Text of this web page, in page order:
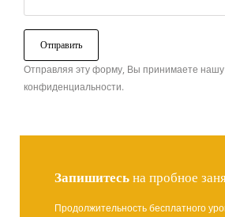
Отправляя эту форму, Вы принимаете нашу
конфиденциальности.
Запишитесьна пробное
Продолжительность бесплатного